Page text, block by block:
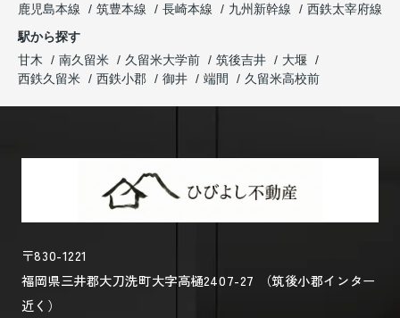
鹿児島本線
筑豊本線 長崎本線 九州新幹線
西鉄太宰府線
駅から探す
甘木
南久留米 久留米大学前 筑後吉井
大堰
西鉄久留米
西鉄小郡 御井 端間 久留米高校前
〒830-1221
福岡県三井郡大刀洗町大字高樋2407-27 （筑後小郡インター
近く）